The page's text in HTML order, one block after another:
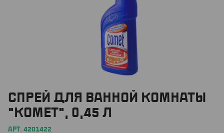
СПРЕЙ ДЛЯ ВАННОЙ КОМНАТЫ
"КОМЕТ", 0,45 Л
АРТ. 4201422